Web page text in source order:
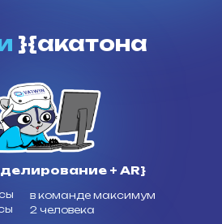
}{акатона
в команде максимум
2 человека
+ AR}